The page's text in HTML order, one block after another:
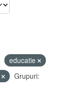
educatie
Grupuri: